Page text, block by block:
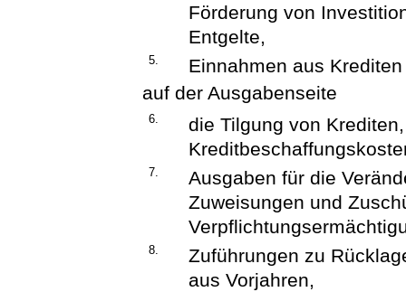
Förderung von
Entgelte,
5.
Einnahmen aus
auf der Ausgabenseite
6.
die Tilgung von
7.
Ausgaben für die
Zuweisungen und
8.
Zuführungen zu
aus Vorjahren,